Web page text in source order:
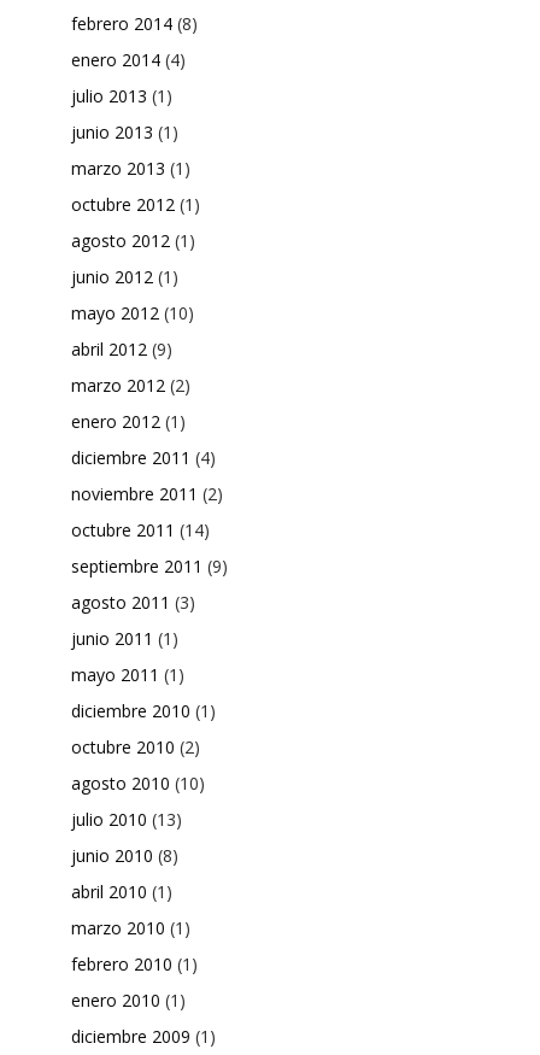
febrero 2014 (8)
enero 2014 (4)
julio 2013 (1)
junio 2013 (1)
marzo 2013 (1)
octubre 2012 (1)
agosto 2012 (1)
junio 2012 (1)
mayo 2012 (10)
abril 2012 (9)
marzo 2012 (2)
enero 2012 (1)
diciembre 2011 (4)
noviembre 2011 (2)
octubre 2011 (14)
septiembre 2011 (9)
agosto 2011 (3)
junio 2011 (1)
mayo 2011 (1)
diciembre 2010 (1)
octubre 2010 (2)
agosto 2010 (10)
julio 2010 (13)
junio 2010 (8)
abril 2010 (1)
marzo 2010 (1)
febrero 2010 (1)
enero 2010 (1)
diciembre 2009 (1)